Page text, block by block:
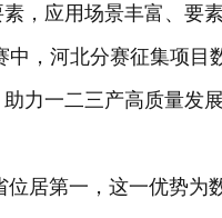
，应用场景丰富、要
，河北分赛征集项目
力一二三产高质量发展
居第一，这一优势为